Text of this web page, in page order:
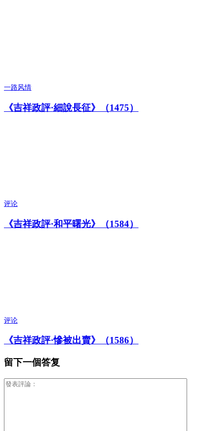
一路风情
《吉祥政評·細說長征》（1475）
评论
《吉祥政評·和平曙光》（1584）
评论
《吉祥政評·慘被出賣》（1586）
留下一個答复